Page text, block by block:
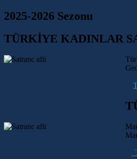
2025-2026 Sezonu
TÜRKİYE KADINLAR